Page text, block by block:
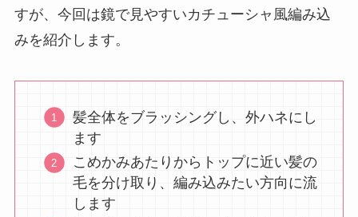
すが、今回は鏡で見やすいカチューシャ風編み込
みを紹介します。
髪全体をブラッシングし、外ハネにし
ます
こめかみあたりからトップに近い髪の
毛を分け取り、編み込みたい方向に流
します